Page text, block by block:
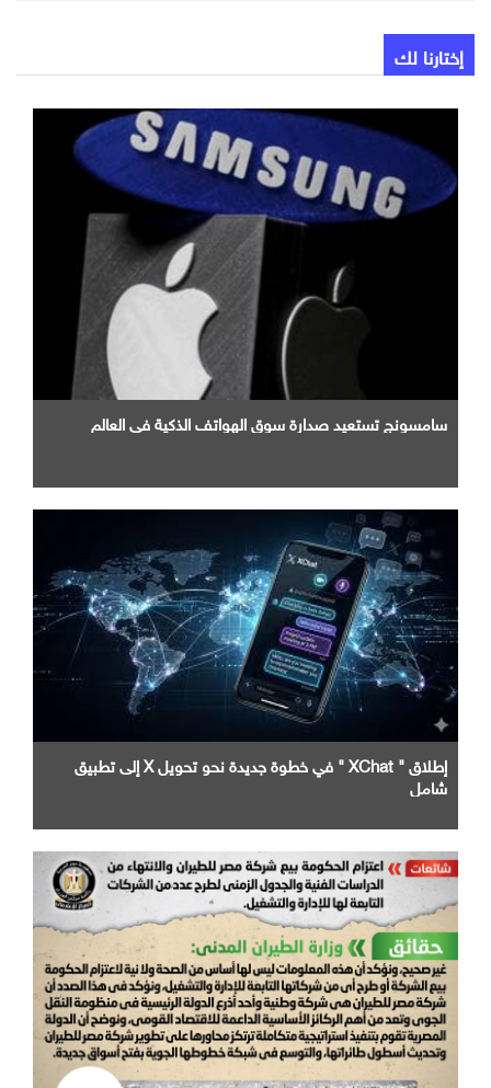
إختارنا لك
سامسونج تستعيد صدارة سوق الهواتف الذكية في العالم
إطلاق " XChat " في خطوة جديدة نحو تحويل X إلى تطبيق
شامل